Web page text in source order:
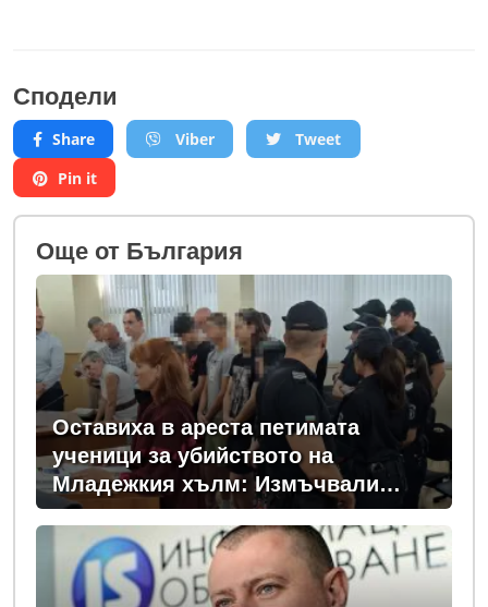
Сподели
Share Viber
Tweet
Pin it
Oще от България
Оставиха в ареста петимата
ученици за убийството на
Младежкия хълм: Измъчвали
Георги час, гаврили се с него и го
обрали